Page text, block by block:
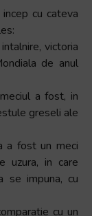
cu cateva
victoria
de anul
a fost, in
greseli ale
a fost un meci
uzura, in care
se impuna, cu
cu un